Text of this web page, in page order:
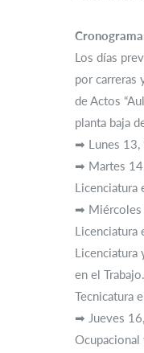
Los días
por carreras
de Actos
planta baja
➡ Lunes 13,
➡ Martes
Licenciatura
➡ Miércoles
Licenciatura
Licenciatura
en el Trabajo.
Tecnicatura
➡ Jueves
Ocupacional